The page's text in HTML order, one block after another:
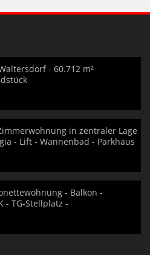
- 60.712 m²
in zentraler Lage
- Lift - Wannenbad - Parkhaus
- Balkon -
- TG-Stellplatz -